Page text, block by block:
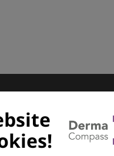
in der